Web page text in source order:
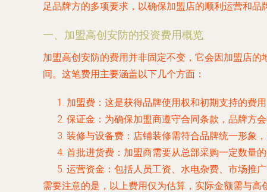
足品牌方的多项要求，以确保加盟店的顺利运营和品
一、加盟高创安防的投资费用概览
加盟高创安防的费用并非固定不变，它会因加盟店
间。这笔费用主要涵盖以下几个方面：
加盟费 ：这是获得品牌使用权和初期支持的费
保证金 ：为确保加盟商遵守合同条款，品牌方
装修与设备费 ：店铺装修需符合品牌统一形象
首批进货费 ：加盟商需要从总部采购一定数量
运营资金 ：包括人员工资、水电杂费、市场推
需要注意的是，以上费用仅为估算，实际金额需与高